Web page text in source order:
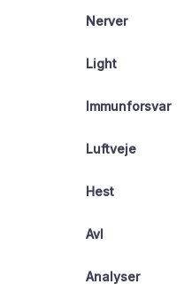
Nerver
Light
Immunforsvar
Luftveje
Hest
Avl
Analyser